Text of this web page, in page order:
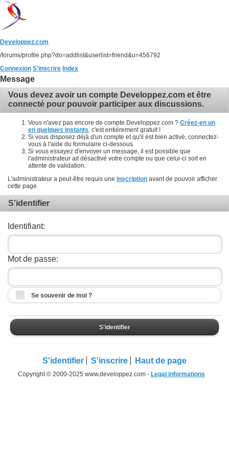
Developpez.com
/forums/profile.php?do=addlist&userlist=friend&u=456792
Connexion S'inscrire Index
Message
Vous devez avoir un compte Developpez.com et être
connecté pour pouvoir participer aux discussions.
Vous n'avez pas encore de compte Developpez.com ? Créez-en un
en quelques instants , c'est entièrement gratuit !
Si vous disposez déjà d'un compte et qu'il est bien activé, connectez-
vous à l'aide du formulaire ci-dessous.
Si vous essayez d'envoyer un message, il est possible que
l'administrateur ait désactivé votre compte ou que celui-ci soit en
attente de validation.
L'administrateur a peut-être requis une inscription avant de pouvoir afficher
cette page.
S'identifier
Identifiant:
Mot de passe:
Se souvenir de moi ?
S'identifier
S'identifier S'inscrire Haut de page
Copyright © 2000-2025 www.developpez.com - Legal informations